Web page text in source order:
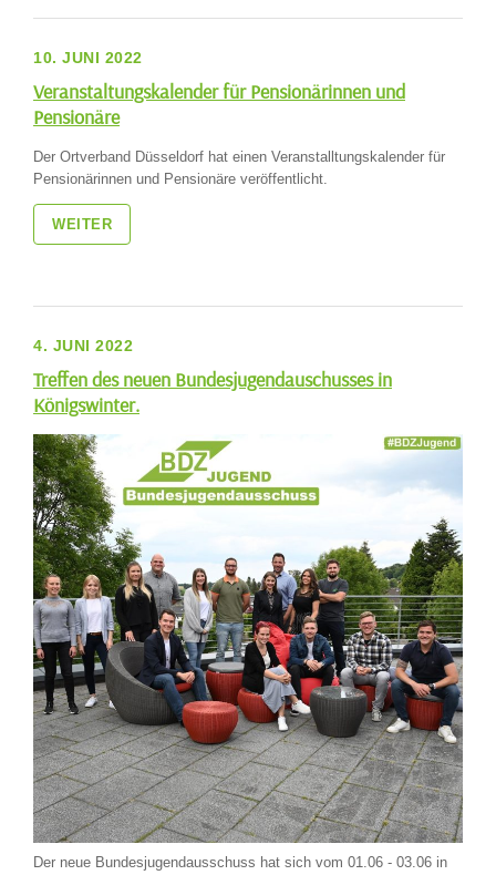
10. JUNI 2022
Veranstaltungskalender für Pensionärinnen und
Pensionäre
Der Ortverband Düsseldorf hat einen Veranstalltungskalender für
Pensionärinnen und Pensionäre veröffentlicht.
WEITER
4. JUNI 2022
Treffen des neuen Bundesjugendauschusses in
Königswinter.
Der neue Bundesjugendausschuss hat sich vom 01.06 - 03.06 in